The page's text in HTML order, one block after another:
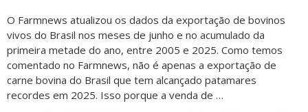
O Farmnews atualizou os dados da exportação de bovinos
vivos do Brasil nos meses de junho e no acumulado da
primeira metade do ano, entre 2005 e 2025. Como temos
comentado no Farmnews, não é apenas a exportação de
carne bovina do Brasil que tem alcançado patamares
recordes em 2025. Isso porque a venda de …